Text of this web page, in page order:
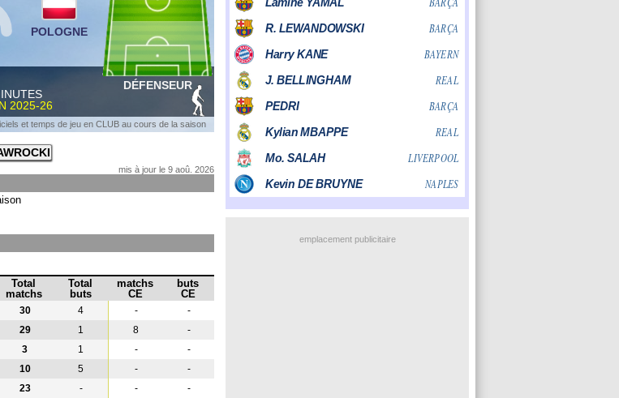
POLOGNE
2025-26
DÉFENSEUR
et temps de jeu en CLUB au cours de la saison
mis à jour le 9 aoû. 2026
Total
matchs
Total
buts
matchs
CE
buts
CE
30 4 -
-
29 1 8
-
3 1 -
-
10 5 -
-
23 - -
-
emplacement publicitaire